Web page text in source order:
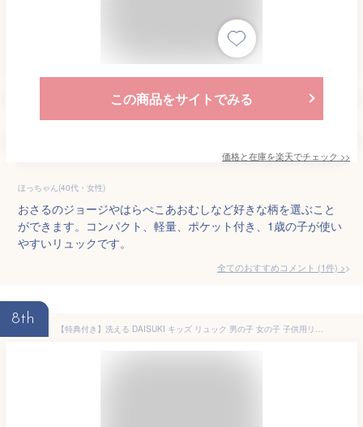
この商品をサイトでみる
価格と在庫を楽天でチェック >>
ほっちゃん(40代・女性)
おさるのジョージやはらぺこあおむしなど好きな柄を選ぶこと
ができます。コンパクト、軽量、ポケット付き、1歳の子が使い
やすいリュックです。
全てのおすすめコメント (1件) >
8th
【特典付き】洗える DAISUKI キッズ リュック 男の子 女の子 子供用リュック 小学生リュック 女の子 幼児 かわいい おしゃれ 軽量 遠足 旅行 通園バッグ 通園リュック お出かけ アウトドア 3歳 4歳 5歳 6歳 7歳 8歳 8 12 リットル 保育園 幼稚園 小学生 S M L FO エフオー